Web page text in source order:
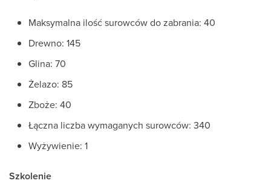
Maksymalna ilość surowców do zabrania: 40
Drewno: 145
Glina: 70
Żelazo: 85
Zboże: 40
Łączna liczba wymaganych surowców: 340
Wyżywienie: 1
Szkolenie